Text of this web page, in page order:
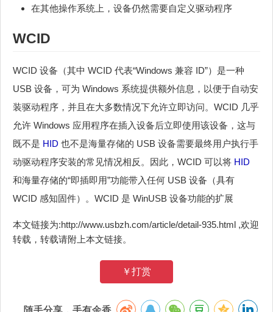
在其他操作系统上，设备仍然需要自定义驱动程序
WCID
WCID 设备（其中 WCID 代表“Windows 兼容 ID”）是一种
USB 设备，可为 Windows 系统提供额外信息，以便于自动安
装驱动程序，并且在大多数情况下允许立即访问。WCID 几乎
允许 Windows 应用程序在插入设备后立即使用该设备，这与
既不是 HID 也不是海量存储的 USB 设备需要最终用户执行手
动驱动程序安装的常见情况相反。因此，WCID 可以将 HID
和海量存储的“即插即用”功能带入任何 USB 设备（具有
WCID 感知固件）。WCID 是 WinUSB 设备功能的扩展
本文链接为:http://www.usbzh.com/article/detail-935.html ,欢迎
转载，转载请附上本文链接。
￥打赏
随手分享，手有余香